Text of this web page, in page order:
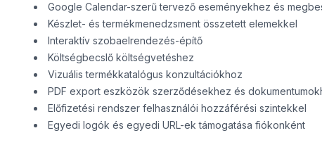
Google Calendar-szerű tervező eseményekhez és
Készlet- és termékmenedzsment összetett elemekkel
Interaktív szobaelrendezés-építő
Költségbecslő költségvetéshez
Vizuális termékkatalógus konzultációkhoz
PDF export eszközök szerződésekhez és
Előfizetési rendszer felhasználói hozzáférési szintekkel
Egyedi logók és egyedi URL-ek támogatása fiókonként